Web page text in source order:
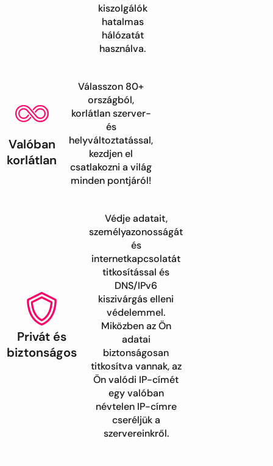
kiszolgálók
hatalmas
hálózatát
használva.
Valóban
korlátlan
Válasszon 80+
országból,
korlátlan szerver-
és
helyváltoztatással,
kezdjen el
csatlakozni a világ
minden pontjáról!
Privát és
biztonságos
Védje adatait,
személyazonosságát
és
internetkapcsolatát
titkosítással és
DNS/IPv6
kiszivárgás elleni
védelemmel.
Miközben az Ön
adatai
biztonságosan
titkosítva vannak, az
Ön valódi IP-címét
egy valóban
névtelen IP-címre
cseréljük a
szervereinkről.